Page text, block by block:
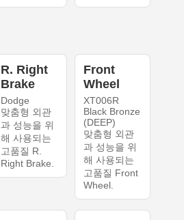
R. Right
Brake
Dodge
맞춤형 외관
과 성능을 위
해 사용되는
고품질 R.
Right Brake.
Front
Wheel
XT006R
Black Bronze
(DEEP)
맞춤형 외관
과 성능을 위
해 사용되는
고품질 Front
Wheel.